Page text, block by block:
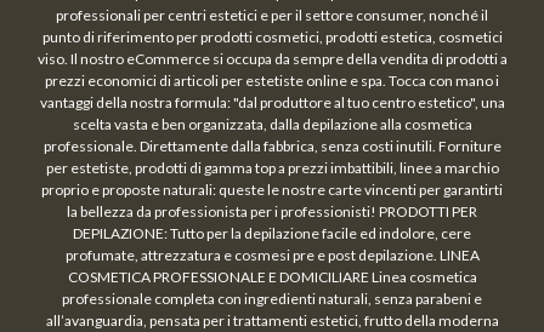
professionali per centri estetici e per il settore consumer, nonché il
punto di riferimento per prodotti cosmetici, prodotti estetica, cosmetici
viso. Il nostro eCommerce si occupa da sempre della vendita di prodotti a
prezzi economici di articoli per estetiste online e spa. Tocca con mano i
vantaggi della nostra formula: "dal produttore al tuo centro estetico", una
scelta vasta e ben organizzata, dalla depilazione alla cosmetica
professionale. Direttamente dalla fabbrica, senza costi inutili. Forniture
per estetiste, prodotti di gamma top a prezzi imbattibili, linee a marchio
proprio e proposte naturali: queste le nostre carte vincenti per garantirti
la bellezza da professionista per i professionisti! PRODOTTI PER
DEPILAZIONE: Tutto per la depilazione facile ed indolore, cere
profumate, attrezzatura e cosmesi pre e post depilazione. LINEA
COSMETICA PROFESSIONALE E DOMICILIARE Linea cosmetica
professionale completa con ingredienti naturali, senza parabeni e
all’avanguardia, pensata per i trattamenti estetici, frutto della moderna